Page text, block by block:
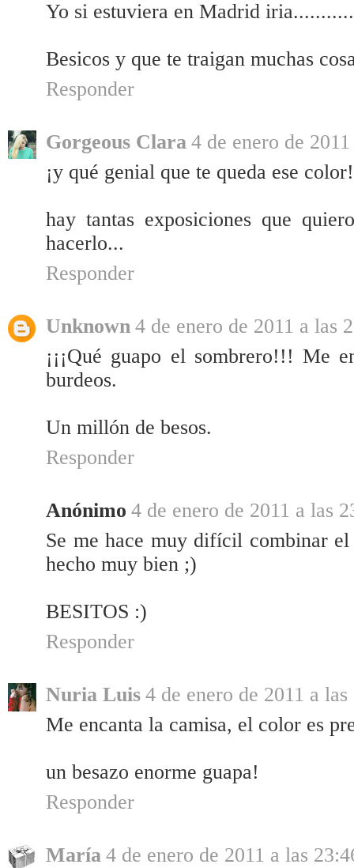
Yo si estuviera en Madrid
Besicos y que te traigan muchas
Responder
Gorgeous Clara 4 de enero de
¡y qué genial que te queda ese color!
hay tantas exposiciones que
hacerlo...
Responder
Unknown 4 de enero de 2011 a las
¡¡¡Qué guapo el sombrero!!! Me
burdeos.
Un millón de besos.
Responder
Anónimo 4 de enero de 2011 a las
Se me hace muy difícil combinar
hecho muy bien ;)
BESITOS :)
Responder
Nuria Luis 4 de enero de 2011 a las
Me encanta la camisa, el color es
un besazo enorme guapa!
Responder
María 4 de enero de 2011 a las